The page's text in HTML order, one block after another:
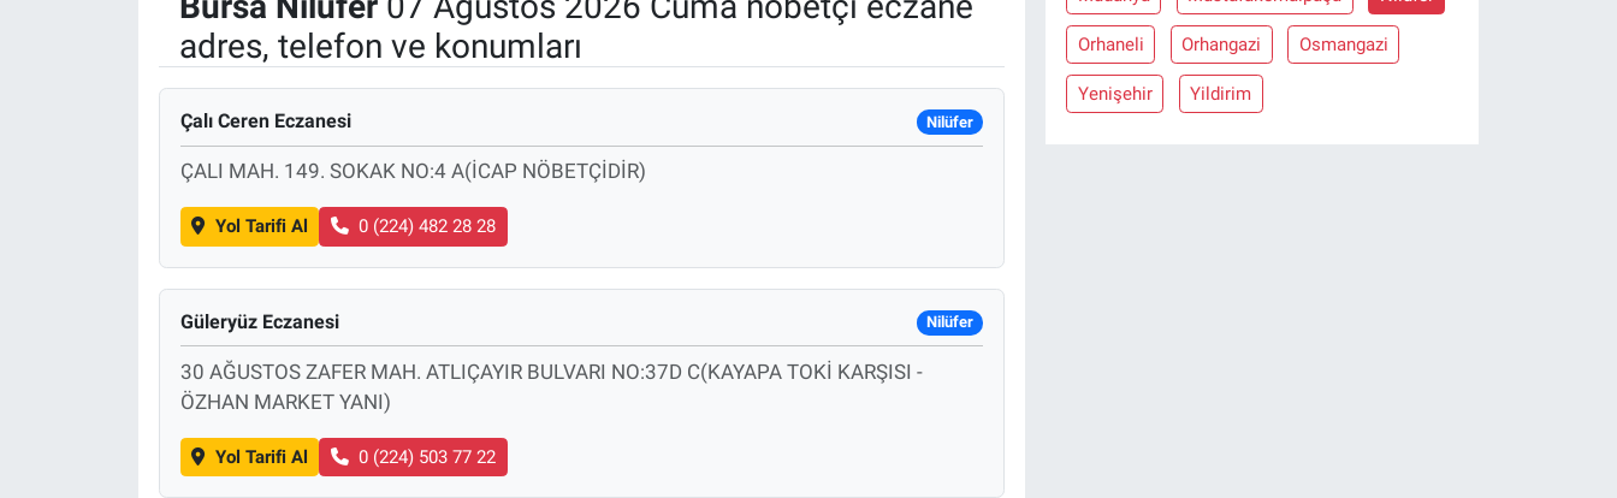
adres, telefon ve konumları
Çalı Ceren Eczanesi Nilüfer
ÇALI MAH. 149. SOKAK NO:4 A(İCAP NÖBETÇİDİR)
Yol Tarifi Al 0 (224) 482 28 28
Güleryüz Eczanesi Nilüfer
30 AĞUSTOS ZAFER MAH. ATLIÇAYIR BULVARI NO:37D C(KAYAPA TOKİ KARŞISI -
ÖZHAN MARKET YANI)
Yol Tarifi Al 0 (224) 503 77 22
Orhaneli Orhangazi Osmangazi
Yenişehir Yildirim